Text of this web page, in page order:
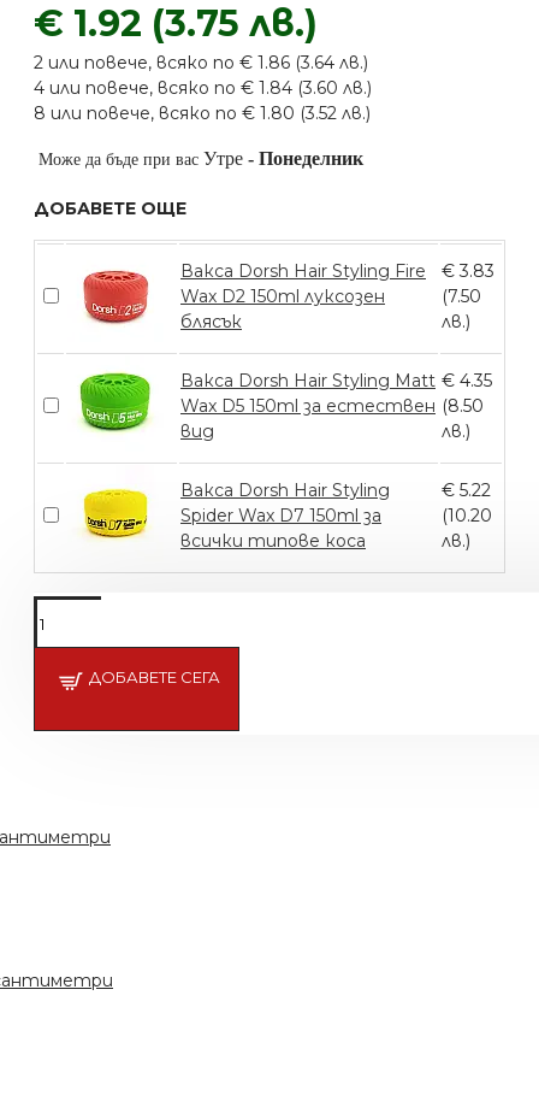
€ 1.92 (3.75 лв.)
2 или повече, всяко по € 1.86 (3.64 лв.)
4 или повече, всяко по € 1.84 (3.60 лв.)
8 или повече, всяко по € 1.80 (3.52 лв.)
Може да бъде при вас Утре - Понеделник
ДОБАВЕТЕ ОЩЕ
Вакса Dorsh Hair Styling Fire
Wax D2 150ml луксозен
блясък
€ 3.83
(7.50
лв.)
Вакса Dorsh Hair Styling Matt
Wax D5 150ml за естествен
вид
€ 4.35
(8.50
лв.)
Вакса Dorsh Hair Styling
Spider Wax D7 150ml за
всички типове коса
€ 5.22
(10.20
лв.)
ДОБАВЕТЕ СЕГА